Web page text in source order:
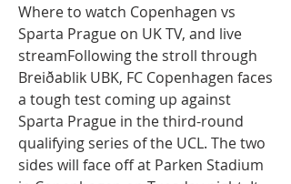
Where to watch Copenhagen vs
Sparta Prague on UK TV, and live
streamFollowing the stroll through
Breiðablik UBK, FC Copenhagen faces
a tough test coming up against
Sparta Prague in the third-round
qualifying series of the UCL. The two
sides will face off at Parken Stadium